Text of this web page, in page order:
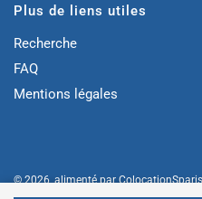
Plus de liens utiles
Recherche
FAQ
Mentions légales
© 2026, alimenté parColocationSparis